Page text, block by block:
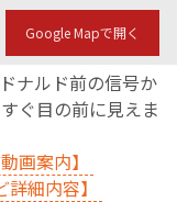
Google Mapで開く
ナルド前の信号か
ぐ目の前に見えま
画案内】
細内容】